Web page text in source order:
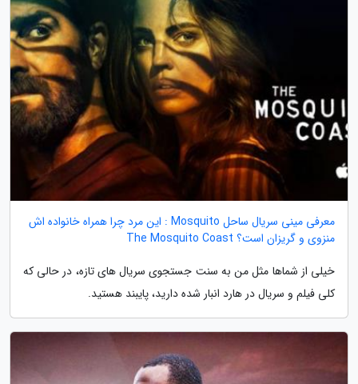
معرفی مینی سریال ساحل Mosquito : این مرد چرا همراه خانواده اش
منزوی و گریزان است؟ The Mosquito Coast
خیلی از شماها مثل من به سنت جستجوی سریال های تازه، در حالی که
کلی فیلم و سریال در هارد انبار شده دارید، پایبند هستید.